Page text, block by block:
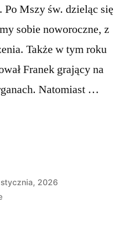
Mszy św. dzieląc się
sobie noworoczne, z
Także w tym roku
Franek grający na
Natomiast …
2026